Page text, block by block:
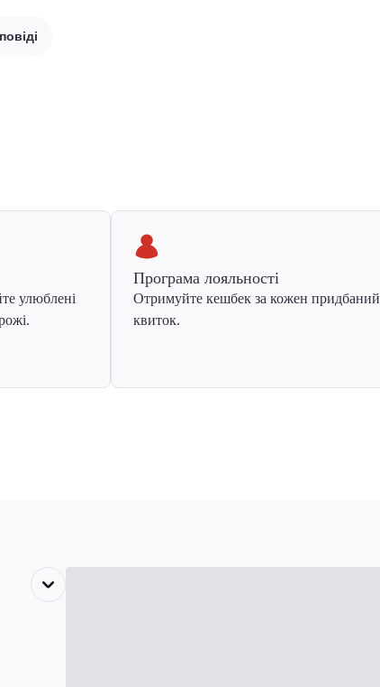
улюблені
Програма лояльності
Отримуйте кешбек за кожен придбаний
квиток.